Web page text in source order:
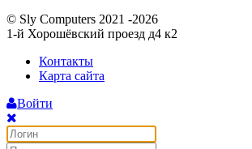
© Sly Computers 2021 -2026
1-й Хорошёвский проезд д4 к2
Контакты
Карта сайта
Войти